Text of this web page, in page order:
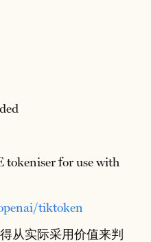
tokeniser for use with
tiktoken
从实际采用价值来判